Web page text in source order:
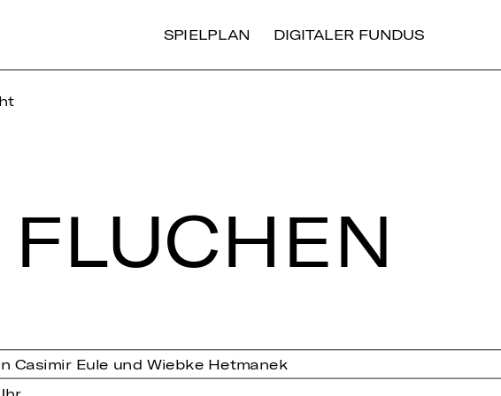
SPIELPLAN DIGITALER FUNDUS
FLU­CHEN
Casimir Eule und Wiebke Hetmanek